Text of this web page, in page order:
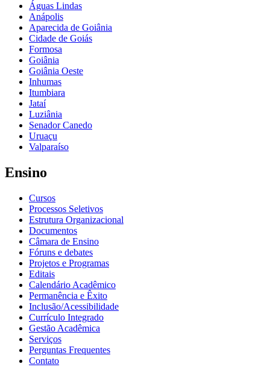
Águas Lindas
Anápolis
Aparecida de Goiânia
Cidade de Goiás
Formosa
Goiânia
Goiânia Oeste
Inhumas
Itumbiara
Jataí
Luziânia
Senador Canedo
Uruaçu
Valparaíso
Ensino
Cursos
Processos Seletivos
Estrutura Organizacional
Documentos
Câmara de Ensino
Fóruns e debates
Projetos e Programas
Editais
Calendário Acadêmico
Permanência e Êxito
Inclusão/Acessibilidade
Currículo Integrado
Gestão Acadêmica
Serviços
Perguntas Frequentes
Contato